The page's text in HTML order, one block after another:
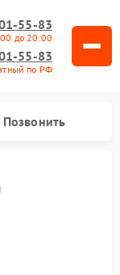
55-83
до 20:00
55-83
по РФ
Позвонить